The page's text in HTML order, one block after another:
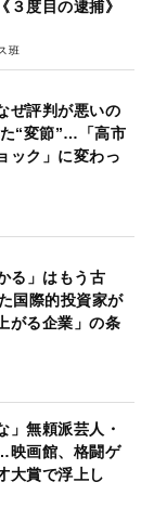
度目の逮捕》
班
ぜ評判が悪いの
“変節”…「高市
ック」に変わっ
る」はもう古
国際的投資家が
がる企業」の条
」無頼派芸人・
映画館、格闘ゲ
大賞で浮上し